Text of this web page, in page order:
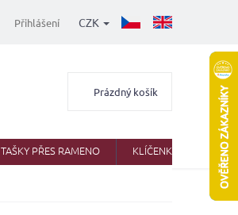
CZK
Přihlášení
Nákupní
Prázdný košík
TAŠKY PŘES RAMENO KLÍČENKY